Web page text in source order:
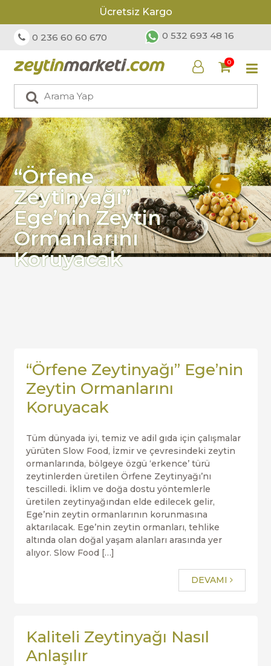
Ücretsiz Kargo
0 236 60 60 670 0 532 693 48 16
0
“Örfene
Zeytinyağı”
Ege’nin Zeytin
Ormanlarını
Koruyacak
“Örfene Zeytinyağı” Ege’nin
Zeytin Ormanlarını
Koruyacak
Tüm dünyada iyi, temiz ve adil gıda için çalışmalar
yürüten Slow Food, İzmir ve çevresindeki zeytin
ormanlarında, bölgeye özgü ‘erkence’ türü
zeytinlerden üretilen Örfene Zeytinyağı’nı
tescilledi. İklim ve doğa dostu yöntemlerle
üretilen zeytinyağından elde edilecek gelir,
Ege’nin zeytin ormanlarının korunmasına
aktarılacak. Ege’nin zeytin ormanları, tehlike
altında olan doğal yaşam alanları arasında yer
alıyor. Slow Food […]
DEVAMI
Kaliteli Zeytinyağı Nasıl
Anlaşılır